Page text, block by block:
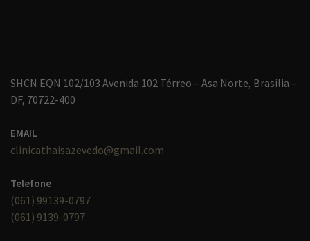
SHCN EQN 102/103 Avenida 102 Térreo – Asa Norte, Brasília –
DF, 70722-400
EMAIL
clinicathaisazevedo@gmail.com
Telefone
(061) 99139-0797
(061) 9139-0797